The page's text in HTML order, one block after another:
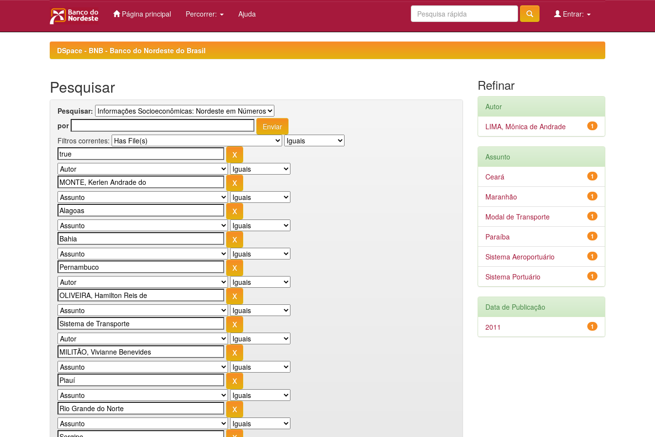
Página principal Percorrer: Ajuda Entrar:
DSpace - BNB - Banco do Nordeste do Brasil
Pesquisar
Pesquisar:
por
Filtros correntes:
Refinar
Autor
1
LIMA, Mônica de Andrade
Assunto
1
Ceará
1
Maranhão
1
Modal de Transporte
1
Paraíba
1
Sistema Aeroportuário
1
Sistema Portuário
Data de Publicação
1
2011